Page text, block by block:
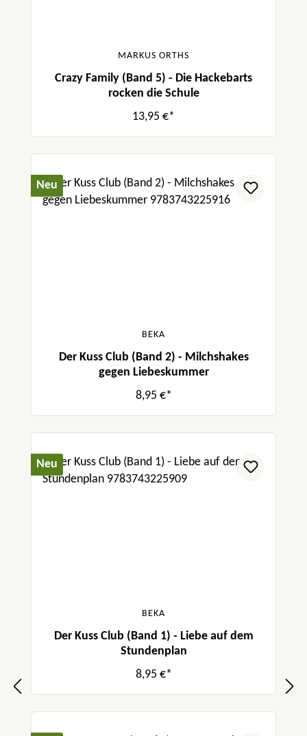
MARKUS ORTHS
Crazy Family (Band 5) - Die Hackebarts
rocken die Schule
13,95 €*
Neu
BEKA
Der Kuss Club (Band 2) - Milchshakes
gegen Liebeskummer
8,95 €*
Neu
BEKA
Der Kuss Club (Band 1) - Liebe auf dem
Stundenplan
8,95 €*